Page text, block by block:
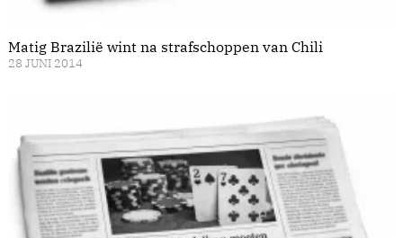
Matig Brazilië wint na strafschoppen van Chili
28 JUNI 2014